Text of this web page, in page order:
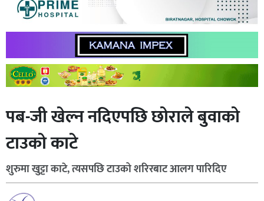
पब-जी खेल्न नदिएपछि छोराले बुवाको
टाउको काटे
शुरुमा खुट्टा काटे, त्यसपछि टाउको शरिरबाट आलग पारिदिए